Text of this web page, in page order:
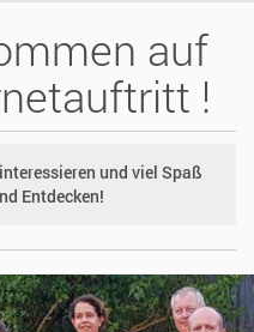
auf
!
und viel Spaß
Entdecken!